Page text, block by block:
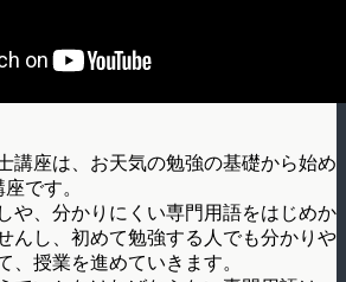
講座は、お天気の勉強の基礎から始め
です。
や、分かりにくい専門用語をはじめか
んし、初めて勉強する人でも分かりや
、授業を進めていきます。